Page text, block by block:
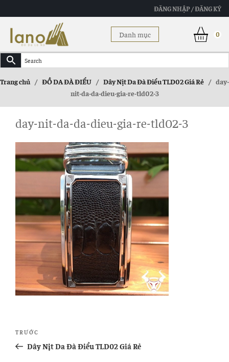
ĐĂNG NHẬP / ĐĂNG KÝ
Danh mục 0
Trang chủ / ĐỒ DA ĐÀ ĐIỂU / Dây Nịt Da Đà Điểu TLD02 Giá Rẻ / day-
nit-da-da-dieu-gia-re-tld02-3
day-nit-da-da-dieu-gia-re-tld02-3
Điều
hướng
Bài
cũ
TRƯỚC
Dây Nịt Da Đà Điểu TLD02 Giá Rẻ